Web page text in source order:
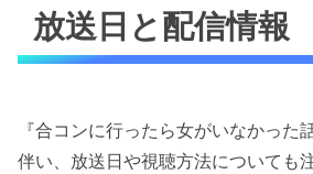
放送日と配信情報
『合コンに行ったら女がいなかった
伴い、放送日や視聴方法についても